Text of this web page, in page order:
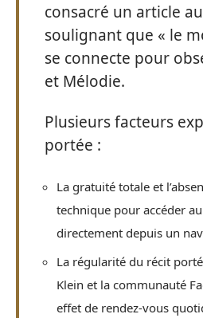
consacré un article
soulignant que « le
se connecte pour
et Mélodie.
Plusieurs facteurs
portée :
La gratuité totale et
technique pour accéder
directement depuis un
La régularité du récit
Klein et la communauté
effet de rendez-vous